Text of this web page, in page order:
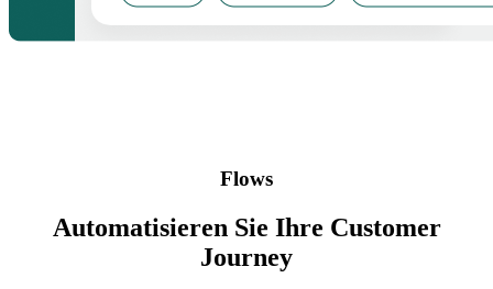
Flows
Automatisieren Sie Ihre Customer
Journey